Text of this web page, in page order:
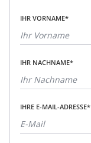
IHR VORNAME*
IHR NACHNAME*
IHRE E-MAIL-ADRESSE*